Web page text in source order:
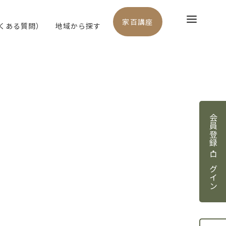
会員登録・ログイン
ある質問） 地域から探す 家百講座